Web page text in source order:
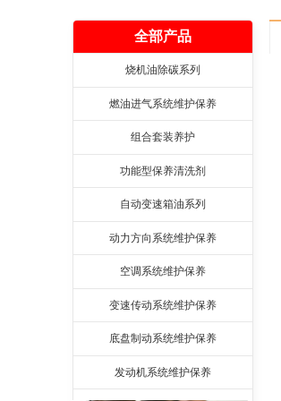
全部产品
烧机油除碳系列
燃油进气系统维护保养
组合套装养护
功能型保养清洗剂
自动变速箱油系列
动力方向系统维护保养
空调系统维护保养
变速传动系统维护保养
底盘制动系统维护保养
发动机系统维护保养